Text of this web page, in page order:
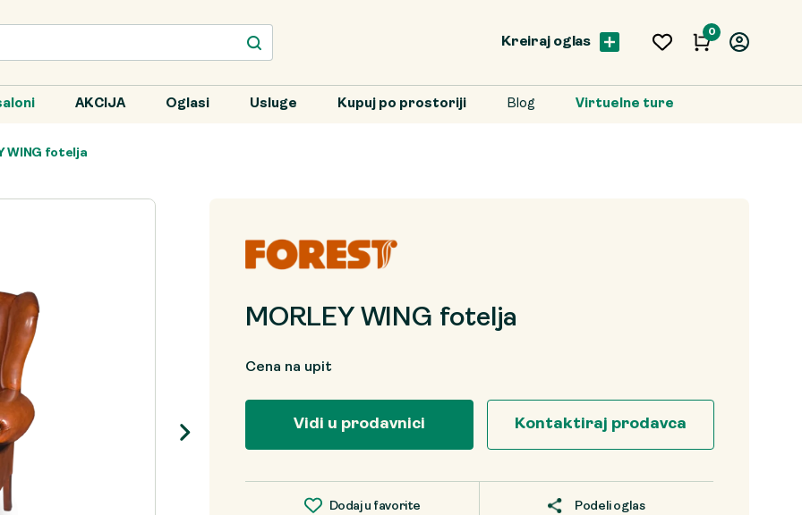
0
Kreiraj oglas
AKCIJA Oglasi Usluge Kupuj po prostoriji Blog Virtuelne ture
WING fotelja
Dodaj u favorite Podeli oglas
MORLEY WING fotelja
Cena na upit
Vidi u prodavnici Kontaktiraj prodavca